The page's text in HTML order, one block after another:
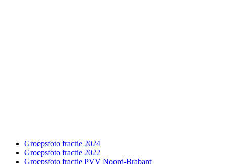
Groepsfoto fractie 2024
Groepsfoto fractie 2022
Groepsfoto fractie PVV Noord-Brabant